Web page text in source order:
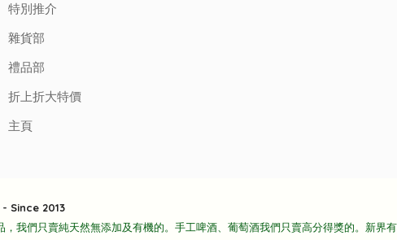
特別推介
雜貨部
禮品部
折上折大特價
主頁
Since 2013
我們只賣純天然無添加及有機的。手工啤酒、葡萄酒我們只賣高分得獎的。新界